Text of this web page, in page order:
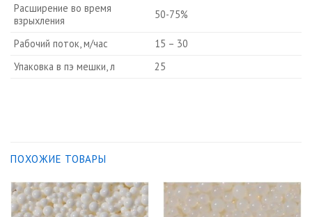
Расширение во время
взрыхления
50-75%
Рабочий поток, м/час
15 – 30
Упаковка в пэ мешки, л
25
ПОХОЖИЕ ТОВАРЫ